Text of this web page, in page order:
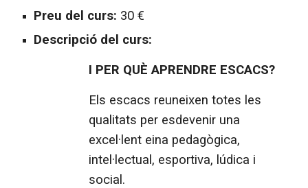
Preu del curs: 30€
Descripció del curs:
I PER QUÈ APRENDRE ESCACS?
Els escacs reuneixen totes les
qualitats per esdevenir una
excel·lent eina pedagògica,
intel·lectual, esportiva, lúdica i
social.